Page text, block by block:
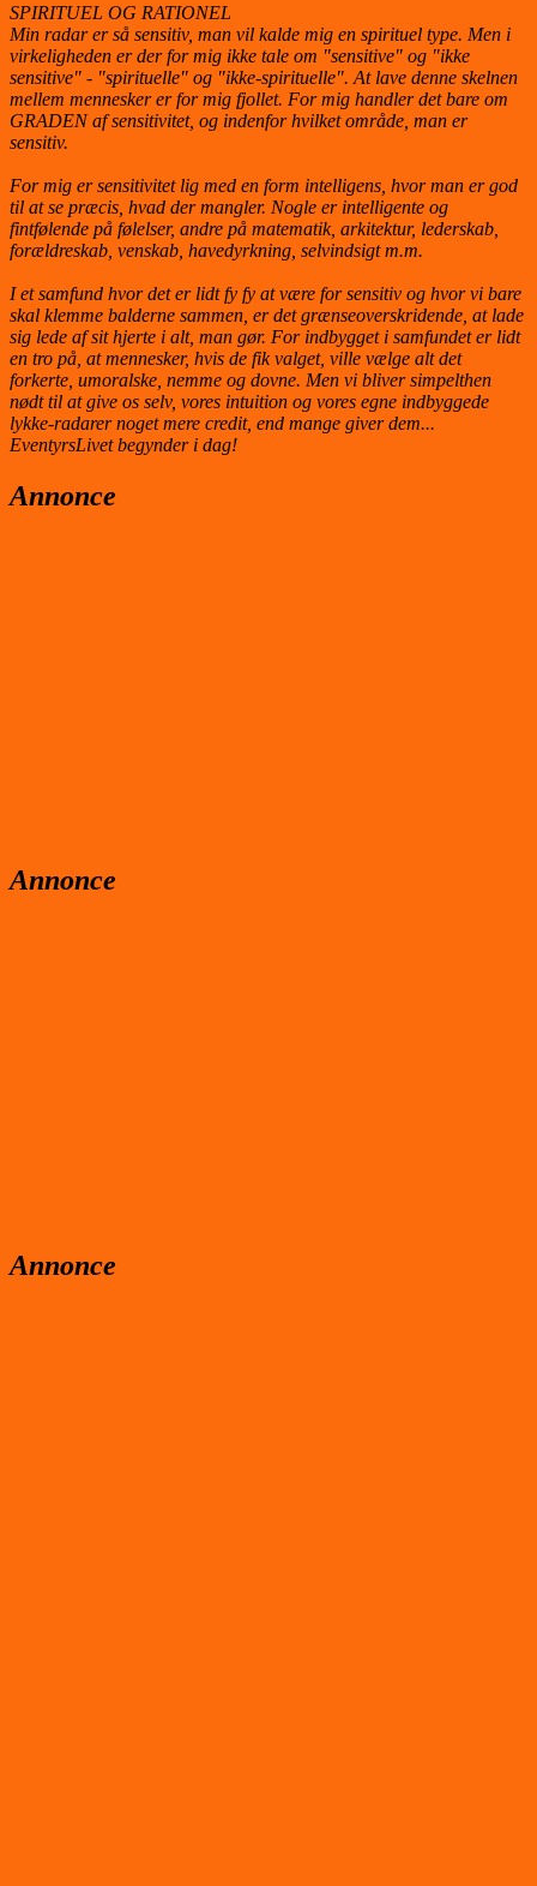
SPIRITUEL OG RATIONEL
Min radar er så sensitiv, man vil kalde mig en spirituel type. Men i
virkeligheden er der for mig ikke tale om "sensitive" og "ikke
sensitive" - "spirituelle" og "ikke-spirituelle". At lave denne skelnen
mellem mennesker er for mig fjollet. For mig handler det bare om
GRADEN af sensitivitet, og indenfor hvilket område, man er
sensitiv.
For mig er sensitivitet lig med en form intelligens, hvor man er god
til at se præcis, hvad der mangler. Nogle er intelligente og
fintfølende på følelser, andre på matematik, arkitektur, lederskab,
forældreskab, venskab, havedyrkning, selvindsigt m.m.
I et samfund hvor det er lidt fy fy at være for sensitiv og hvor vi bare
skal klemme balderne sammen, er det grænseoverskridende, at lade
sig lede af sit hjerte i alt, man gør. For indbygget i samfundet er lidt
en tro på, at mennesker, hvis de fik valget, ville vælge alt det
forkerte, umoralske, nemme og dovne. Men vi bliver simpelthen
nødt til at give os selv, vores intuition og vores egne indbyggede
lykke-radarer noget mere credit, end mange giver dem...
EventyrsLivet begynder i dag!
Annonce
Annonce
Annonce